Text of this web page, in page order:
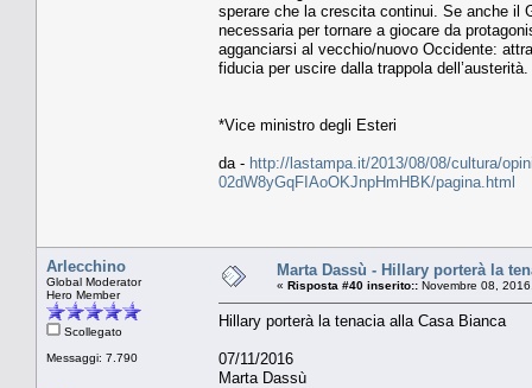
sperare che la crescita continui. Se anche il
necessaria per tornare a giocare da
agganciarsi al vecchio/nuovo Occidente:
fiducia per uscire dalla trappola dell’austerità.
*Vice ministro degli Esteri
da - http://lastampa.it/2013/08/08/cultura/
02dW8yGqFIAoOKJnpHmHBK/pagina.html
Arlecchino
Global Moderator
Hero Member
Scollegato
Messaggi: 7.790
Marta Dassù - Hillary porterà la
« Risposta #40 inserito:: Novembre 08,
Hillary porterà la tenacia alla Casa Bianca
07/11/2016
Marta Dassù